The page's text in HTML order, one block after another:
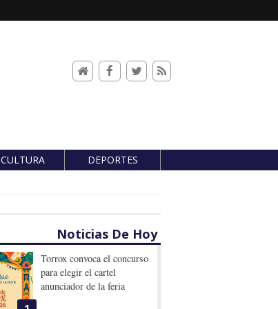
CULTURA DEPORTES
Noticias De Hoy
Torrox convoca el concurso
para elegir el cartel
anunciador de la feria